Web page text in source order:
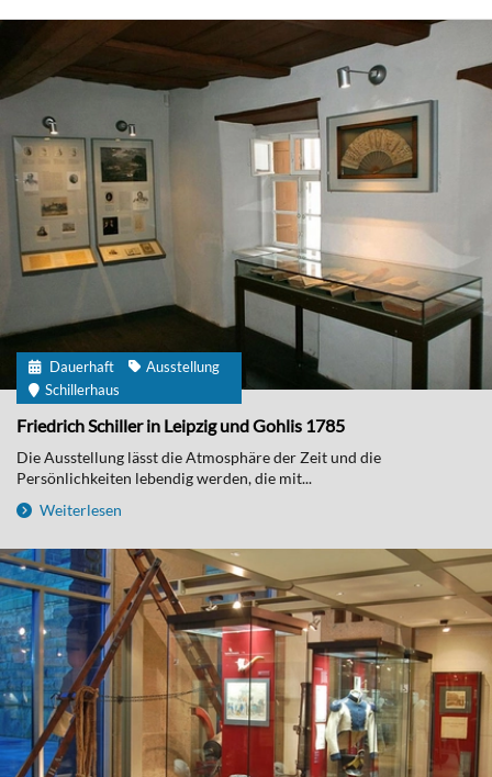
Dauerhaft
Ausstellung
Schillerhaus
Friedrich Schiller in Leipzig und Gohlis 1785
Die Ausstellung lässt die Atmosphäre der Zeit und die
Persönlichkeiten lebendig werden, die mit...
Weiterlesen